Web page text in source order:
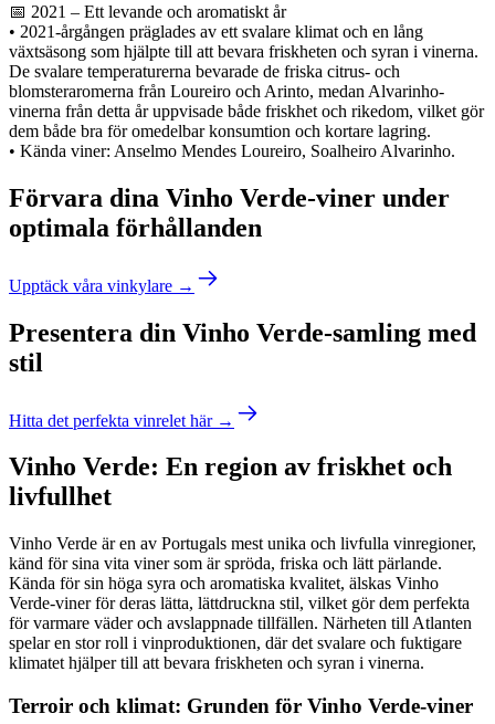
📅 2021 – Ett levande och aromatiskt år
• 2021-årgången präglades av ett svalare klimat och en lång
växtsäsong som hjälpte till att bevara friskheten och syran i vinerna.
De svalare temperaturerna bevarade de friska citrus- och
blomsteraromerna från Loureiro och Arinto, medan Alvarinho-
vinerna från detta år uppvisade både friskhet och rikedom, vilket gör
dem både bra för omedelbar konsumtion och kortare lagring.
• Kända viner: Anselmo Mendes Loureiro, Soalheiro Alvarinho.
Förvara dina Vinho Verde-viner under
optimala förhållanden
Upptäck våra vinkylare →
Presentera din Vinho Verde-samling med
stil
Hitta det perfekta vinrelet här →
Vinho Verde: En region av friskhet och
livfullhet
Vinho Verde är en av Portugals mest unika och livfulla vinregioner,
känd för sina vita viner som är spröda, friska och lätt pärlande.
Kända för sin höga syra och aromatiska kvalitet, älskas Vinho
Verde-viner för deras lätta, lättdruckna stil, vilket gör dem perfekta
för varmare väder och avslappnade tillfällen. Närheten till Atlanten
spelar en stor roll i vinproduktionen, där det svalare och fuktigare
klimatet hjälper till att bevara friskheten och syran i vinerna.
Terroir och klimat: Grunden för Vinho Verde-viner